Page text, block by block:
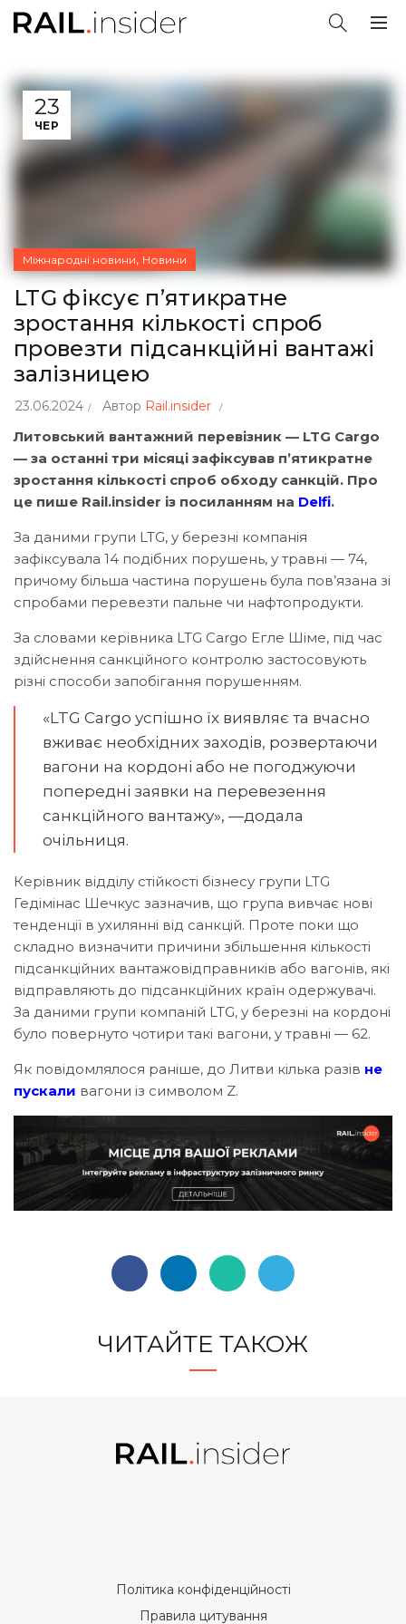
23
ЧЕР
Міжнародні новини, Новини
LTG фіксує п’ятикратне
зростання кількості спроб
провезти підсанкційні вантажі
залізницею
23.06.2024 Автор Rail.insider
Литовський вантажний перевізник — LTG Cargo
— за останні три місяці зафіксував п’ятикратне
зростання кількості спроб обходу санкцій. Про
це пише Rail.insider із посиланням на Delfi.
За даними групи LTG, у березні компанія
зафіксувала 14 подібних порушень, у травні — 74,
причому більша частина порушень була пов’язана зі
спробами перевезти пальне чи нафтопродукти.
За словами керівника LTG Cargo Егле Шіме, під час
здійснення санкційного контролю застосовують
різні способи запобігання порушенням.
«LTG Cargo успішно їх виявляє та вчасно
вживає необхідних заходів, розвертаючи
вагони на кордоні або не погоджуючи
попередні заявки на перевезення
санкційного вантажу», —додала
очільниця.
Керівник відділу стійкості бізнесу групи LTG
Гедімінас Шечкус зазначив, що група вивчає нові
тенденції в ухилянні від санкцій. Проте поки що
складно визначити причини збільшення кількості
підсанкційних вантажовідправників або вагонів, які
відправляють до підсанкційних країн одержувачі.
За даними групи компаній LTG, у березні на кордоні
було повернуто чотири такі вагони, у травні — 62.
Як повідомлялося раніше, до Литви кілька разів не
пускали вагони із символом Z.
ЧИТАЙТЕ ТАКОЖ
Політика конфіденційності
Правила цитування